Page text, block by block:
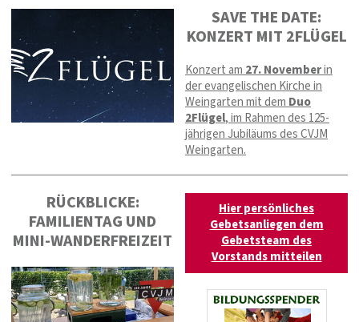
SAVE THE DATE:
KONZERT MIT 2FLÜGEL
Konzert am 27. Novemberin
der evangelischen Kirche in
Weingarten mit dem Duo
2Flügel, im Rahmen des 125-
jährigen Jubiläums des CVJM
Weingarten.
RÜCKBLICKE:
FAMILIENTAG UND
MINI-WANDERFREIZEIT
Hier persönliches
Gebetsanliegen dem
Gebetsteam des
Vorstands mitteilen